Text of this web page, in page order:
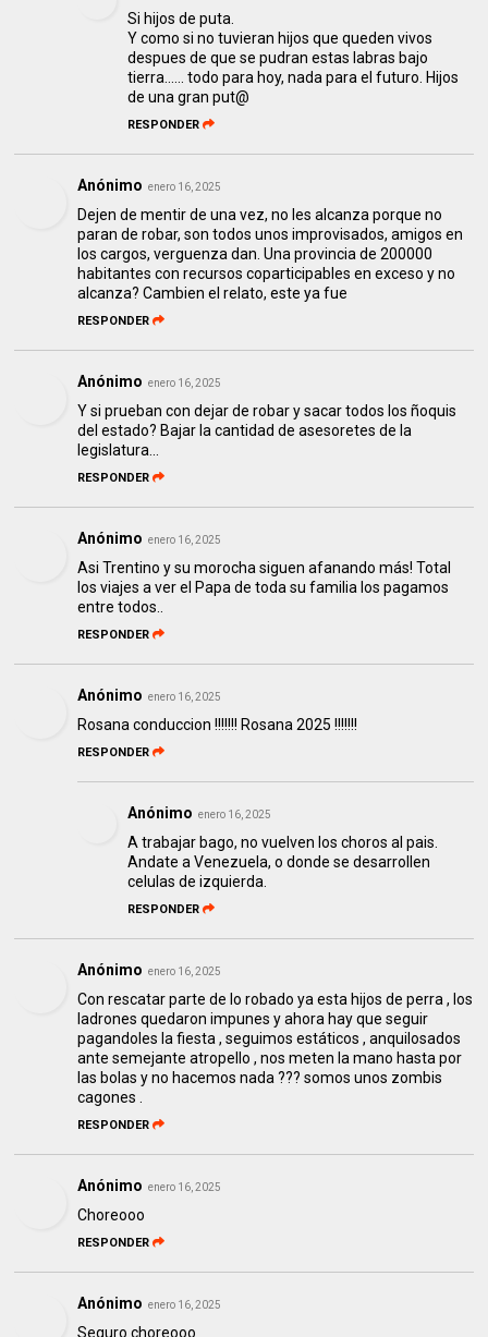
Si hijos de puta.
Y como si no tuvieran hijos que queden vivos
despues de que se pudran estas labras bajo
tierra...... todo para hoy, nada para el futuro. Hijos
de una gran put@
RESPONDER
Anónimo enero 16, 2025
Dejen de mentir de una vez, no les alcanza porque no
paran de robar, son todos unos improvisados, amigos en
los cargos, verguenza dan. Una provincia de 200000
habitantes con recursos coparticipables en exceso y no
alcanza? Cambien el relato, este ya fue
RESPONDER
Anónimo enero 16, 2025
Y si prueban con dejar de robar y sacar todos los ñoquis
del estado? Bajar la cantidad de asesoretes de la
legislatura...
RESPONDER
Anónimo enero 16, 2025
Asi Trentino y su morocha siguen afanando más! Total
los viajes a ver el Papa de toda su familia los pagamos
entre todos..
RESPONDER
Anónimo enero 16, 2025
Rosana conduccion !!!!!!! Rosana 2025 !!!!!!!
RESPONDER
Anónimo enero 16, 2025
A trabajar bago, no vuelven los choros al pais.
Andate a Venezuela, o donde se desarrollen
celulas de izquierda.
RESPONDER
Anónimo enero 16, 2025
Con rescatar parte de lo robado ya esta hijos de perra , los
ladrones quedaron impunes y ahora hay que seguir
pagandoles la fiesta , seguimos estáticos , anquilosados
ante semejante atropello , nos meten la mano hasta por
las bolas y no hacemos nada ??? somos unos zombis
cagones .
RESPONDER
Anónimo enero 16, 2025
Choreooo
RESPONDER
Anónimo enero 16, 2025
Seguro choreooo